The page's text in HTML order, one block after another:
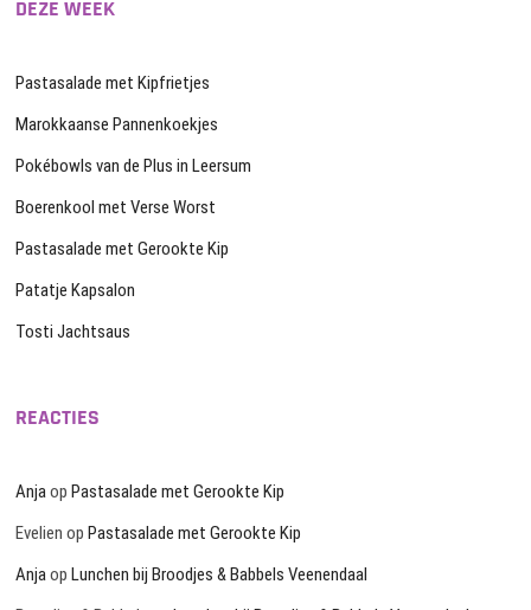
DEZE WEEK
Pastasalade met Kipfrietjes
Marokkaanse Pannenkoekjes
Pokébowls van de Plus in Leersum
Boerenkool met Verse Worst
Pastasalade met Gerookte Kip
Patatje Kapsalon
Tosti Jachtsaus
REACTIES
AnjaopPastasalade met Gerookte Kip
Evelien opPastasalade met Gerookte Kip
AnjaopLunchen bij Broodjes & Babbels Veenendaal